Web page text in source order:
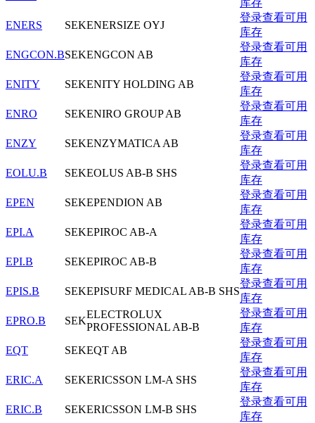
库存
ENERS
SEKENERSIZE OYJ
登录查看可用
库存
ENGCON.BSEKENGCON AB
登录查看可用
库存
ENITY
SEKENITY HOLDING AB
登录查看可用
库存
ENRO
SEKENIRO GROUP AB
登录查看可用
库存
ENZY
SEKENZYMATICA AB
登录查看可用
库存
EOLU.B
SEKEOLUS AB-B SHS
登录查看可用
库存
EPEN
SEKEPENDION AB
登录查看可用
库存
EPI.A
SEKEPIROC AB-A
登录查看可用
库存
EPI.B
SEKEPIROC AB-B
登录查看可用
库存
EPIS.B
SEKEPISURF MEDICAL AB-B SHS
登录查看可用
库存
EPRO.B
SEK
ELECTROLUX
PROFESSIONAL AB-B
登录查看可用
库存
EQT
SEKEQT AB
登录查看可用
库存
ERIC.A
SEKERICSSON LM-A SHS
登录查看可用
库存
ERIC.B
SEKERICSSON LM-B SHS
登录查看可用
库存